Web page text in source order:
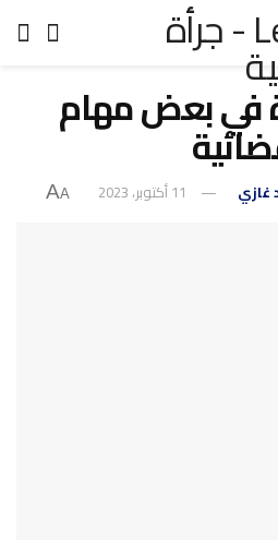
في بعض مهام
غازي 11 أكتوبر، 2023 A
A